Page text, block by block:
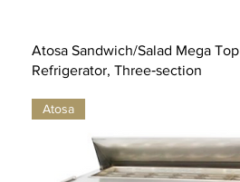
Atosa Sandwich/Salad Mega Top
Refrigerator, Three‐section
Atosa